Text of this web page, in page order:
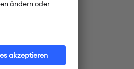
in München.